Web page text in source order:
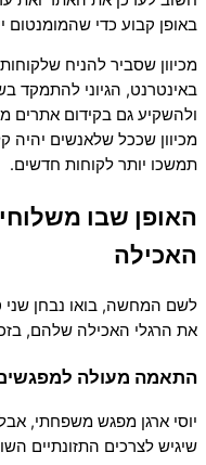
באופן קבוע כדי שהמומנטום
מכיוון שסביר להניח
באינטרנט, הגיוני להתמקד
ולהשקיע גם בקידום אתרים
מכיוון שככל שלאנשים
תמשכו יותר לקוחות חדשים.
האופן שבו
האכילה
לשם המחשה, בואו נבחן שני
את הרגלי האכילה שלהם,
התאמה מעולה
יוסי ארגן מפגש משפחתי,
שיגיש לצרכים התזונתיים